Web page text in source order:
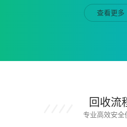
查看更多
回收流
专业高效安全